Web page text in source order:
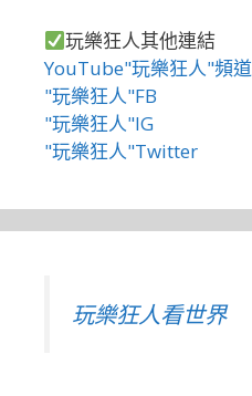
玩樂狂人其他連結
YouTube"玩樂狂人"頻道
"玩樂狂人"FB
"玩樂狂人"IG
"玩樂狂人"Twitter
玩樂狂人看世界